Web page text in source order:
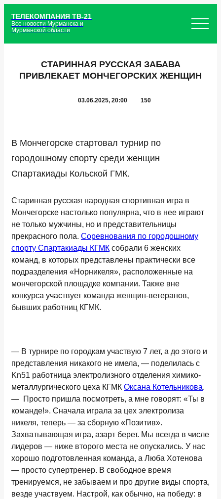
ТЕЛЕКОМПАНИЯ ТВ-21
Все новости Мурманска и
Мурманской области
СТАРИННАЯ РУССКАЯ ЗАБАВА
ПРИВЛЕКАЕТ МОНЧЕГОРСКИХ ЖЕНЩИН
03.06.2025, 20:00 150
В Мончегорске стартовал турнир по
городошному спорту среди женщин
Спартакиады Кольской ГМК.
Старинная русская народная спортивная игра в
Мончегорске настолько популярна, что в нее играют
не только мужчины, но и представительницы
прекрасного пола. Соревнования по городошному
спорту Спартакиады КГМК собрали 6 женских
команд, в которых представлены практически все
подразделения «Норникеля», расположенные на
мончегорской площадке компании. Также вне
конкурса участвует команда женщин-ветеранов,
бывших работниц КГМК.
— В турнире по городкам участвую 7 лет, а до этого и
представления никакого не имела, — поделилась с
Kn51 работница электролизного отделения химико-
металлургического цеха КГМК Оксана Котельникова.
— Просто пришла посмотреть, а мне говорят: «Ты в
команде!». Сначала играла за цех электролиза
никеля, теперь — за сборную «Позитив».
Захватывающая игра, азарт берет. Мы всегда в числе
лидеров — ниже второго места не опускались. У нас
хорошо подготовленная команда, а Люба Хотенова
— просто супертренер. В свободное время
тренируемся, не забываем и про другие виды спорта,
везде участвуем. Настрой, как обычно, на победу: в